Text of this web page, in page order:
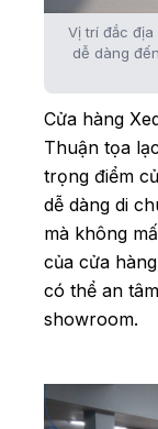
Vị trí đắc địa
dễ dàng
Cửa hàng
Thuận tọa
trọng điểm
dễ dàng di
mà không
của cửa
có thể an
showroom.